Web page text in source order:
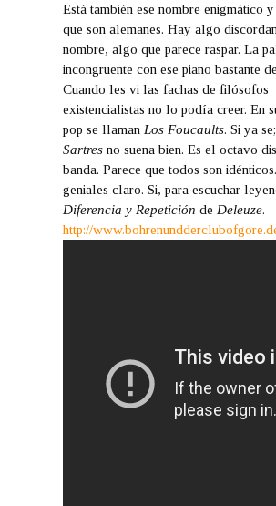
Está también ese nombre enigmático
que son alemanes. Hay algo
nombre, algo que parece raspar. La
incongruente con ese piano bastante
Cuando les vi las fachas de filósofos
existencialistas no lo podía creer. En
pop se llaman Los Foucaults. Si ya
Sartres no suena bien. Es el octavo
banda. Parece que todos son
geniales claro. Si, para escuchar
Diferencia y Repetición de Deleuze.
http://